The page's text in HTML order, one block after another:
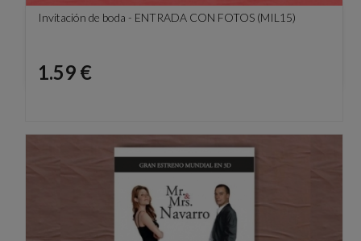
Invitación de boda - ENTRADA CON FOTOS (MIL15)
Precio
1.59 €